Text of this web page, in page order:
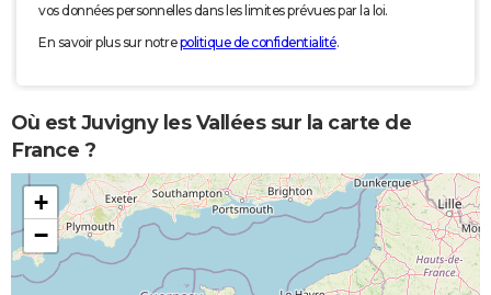
vos données personnelles dans les limites prévues par la loi.
En savoir plus sur notrepolitique de confidentialité.
Où est Juvigny les Vallées sur la carte de
France ?
+
−